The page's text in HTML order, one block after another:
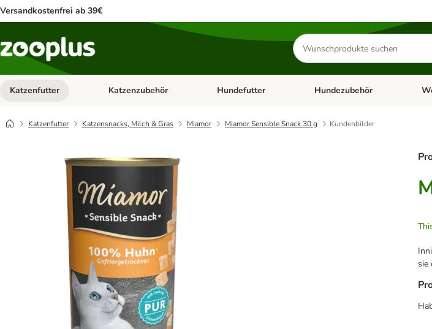
Versandkostenfrei ab 39€
Produkte
suchen
Katzenfutter Kategorie-Menü öffnen: Katzenfutter
Katzenzubehör Kategorie-Menü öffnen: Katzenzubehör
Hundefutter Kategorie-Menü öffnen:
Hundezubehör
Katzenfutter Katzensnacks, Milch & Gras Miamor Miamor Sensible Snack 30 g Kundenbilder
sie